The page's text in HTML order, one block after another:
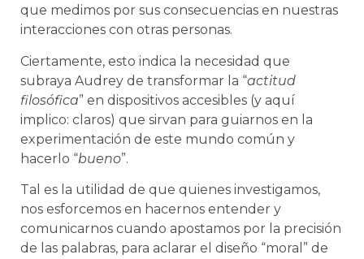
que medimos por sus consecuencias en nuestras
interacciones con otras personas.
Ciertamente, esto indica la necesidad que
subraya Audrey de transformar la “actitud
filosófica” en dispositivos accesibles (y aquí
implico: claros) que sirvan para guiarnos en la
experimentación de este mundo común y
hacerlo “bueno”.
Tal es la utilidad de que quienes investigamos,
nos esforcemos en hacernos entender y
comunicarnos cuando apostamos por la precisión
de las palabras, para aclarar el diseño “moral” de